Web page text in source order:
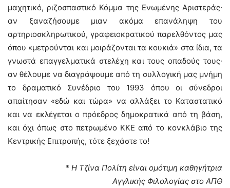
μαχητικό, ριζοσπαστικό Κόμμα της Ενωμένης Αριστεράς∙
αν ξαναζήσουμε μιαν ακόμα επανάληψη του
αρτηριοσκληρωτικού, γραφειοκρατικού παρελθόντος μας
όπου «μετρούνται και μοιράζονται τα κουκιά» στα ίδια, τα
γνωστά επαγγελματικά στελέχη και τους οπαδούς τους∙
αν θέλουμε να διαγράψουμε από τη συλλογική μας μνήμη
το δραματικό Συνέδριο του 1993 όπου οι σύνεδροι
απαίτησαν «εδώ και τώρα» να αλλάξει το Καταστατικό
και να εκλέγεται ο πρόεδρος δημοκρατικά από τη βάση,
και όχι όπως στο πετρωμένο ΚΚΕ από το κονκλάβιο της
Κεντρικής Επιτροπής, τότε ξεχάστε το!
* Η Τζίνα Πολίτη είναι ομότιμη καθηγήτρια
Αγγλικής Φιλολογίας στο ΑΠΘ